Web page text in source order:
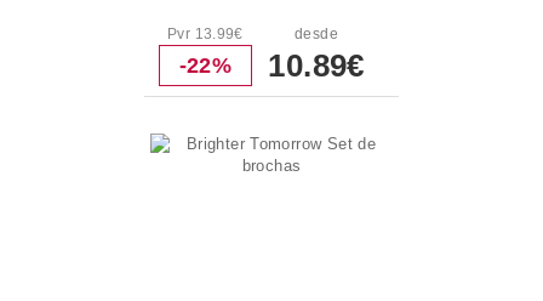
Pvr 13.99€
-22%
desde
10.89€